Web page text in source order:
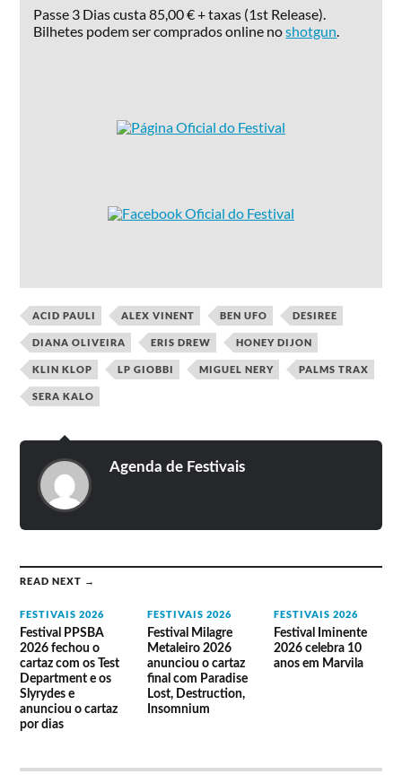
Passe 3 Dias custa 85,00 € + taxas (1st Release).
Bilhetes podem ser comprados online noshotgun.
ACID PAULI ALEX VINENT BEN UFO DESIREE
DIANA OLIVEIRA ERIS DREW HONEY DIJON
KLIN KLOP LP GIOBBI MIGUEL NERY PALMS TRAX
SERA KALO
Agenda de Festivais
READ NEXT →
FESTIVAIS 2026
Festival PPSBA
2026 fechou o
cartaz com os Test
Department e os
Slyrydes e
anunciou o cartaz
por dias
FESTIVAIS 2026
Festival Milagre
Metaleiro 2026
anunciou o cartaz
final com Paradise
Lost, Destruction,
Insomnium
FESTIVAIS 2026
Festival Iminente
2026 celebra 10
anos em Marvila